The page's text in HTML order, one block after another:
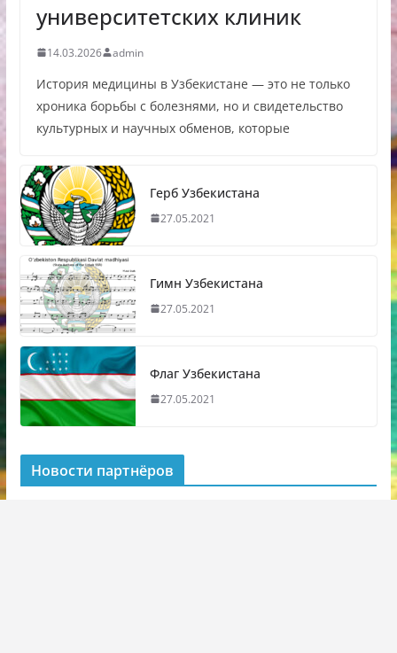
университетских клиник
14.03.2026 admin
История медицины в Узбекистане — это не только
хроника борьбы с болезнями, но и свидетельство
культурных и научных обменов, которые
Герб Узбекистана
27.05.2021
Гимн Узбекистана
27.05.2021
Флаг Узбекистана
27.05.2021
Новости партнёров